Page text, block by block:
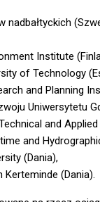
nadbałtyckich
Institute
of Technology
and Planning
Uniwersytetu
and
and
(Dania),
Kerteminde (Dania).